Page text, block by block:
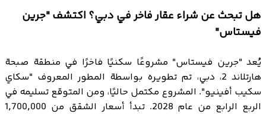
هل تبحث عن شراء عقار فاخر في دبي؟ اكتشف "جرين
فيستاس"
يُعد "جرين فيستاس" مشروعًا سكنيًا فاخرًا في منطقة صبحة
هارتلاند 2، دبي، تم تطويره بواسطة المطور المعروف "سكاي
سكيب أفينيو". المشروع مكتمل حاليًا، ومن المتوقع تسليمه في
الربع الرابع من عام 2028. تبدأ أسعار الشقق من 1,700,000